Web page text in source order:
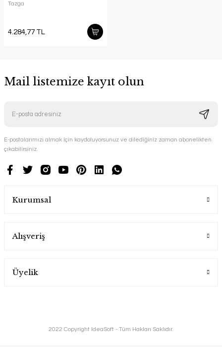
Tazga
4.284,77 TL
Mail listemize kayıt olun
E-postalarımızı almak için kaydoluyorsunuz ve dilediğiniz zaman abonelikten
çıkabilirsiniz.
Kurumsal
Alışveriş
Üyelik
2022 Copyright IdeaSoft - Tüm Hakları Saklıdır.